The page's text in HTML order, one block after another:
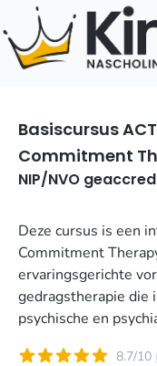
Basiscursus
Commitment
NIP/NVO
Deze cursus is een
Commitment
ervaringsgerichte
gedragstherapie die
psychische en
8.7/10